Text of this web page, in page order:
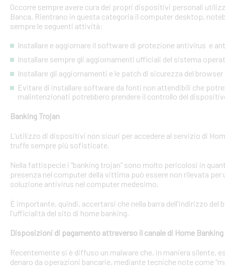
Occorre sempre avere cura dei propri dispositivi personali
Banca. Rientrano in questa categoria il computer desktop,
sempre le seguenti attività:
Installare e aggiornare il software di protezione antivirus e
Installare sempre gli aggiornamenti ufficiali del sistema
Installare gli aggiornamenti e le patch di sicurezza del
Evitare di installare software da fonti non attendibili che
malintenzionati potrebbero prendere il controllo del
Banking Trojan
L’utilizzo di dispositivi non sicuri per accedere al servizio di
truffe sempre più sofisticate.
Nella fattispecie i “banking trojan” sono molto pericolosi in
presenza nel computer della vittima può essere non rilevata
soluzione antivirus nel computer medesimo.
È importante, quindi, accertarsi che nella barra dell'indirizzo
l'ufficialità del sito di home banking.
Disposizioni di pagamento attraverso il canale di Home Banking
Recentemente si è diffuso un malware che, in maniera silente,
denaro da operazioni bancarie, mediante tecniche note come